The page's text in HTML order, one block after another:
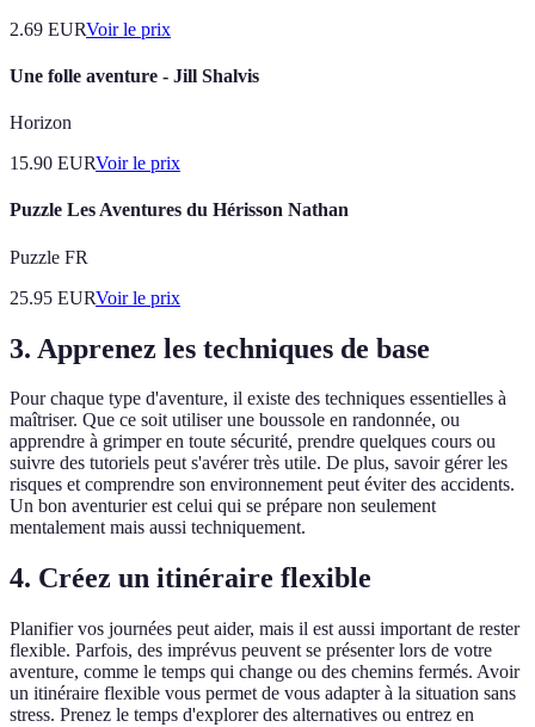
2.69 EURVoir le prix
Une folle aventure - Jill Shalvis
Horizon
15.90 EURVoir le prix
Puzzle Les Aventures du Hérisson Nathan
Puzzle FR
25.95 EURVoir le prix
3. Apprenez les techniques de base
Pour chaque type d'aventure, il existe des techniques essentielles à
maîtriser. Que ce soit utiliser une boussole en randonnée, ou
apprendre à grimper en toute sécurité, prendre quelques cours ou
suivre des tutoriels peut s'avérer très utile. De plus, savoir gérer les
risques et comprendre son environnement peut éviter des accidents.
Un bon aventurier est celui qui se prépare non seulement
mentalement mais aussi techniquement.
4. Créez un itinéraire flexible
Planifier vos journées peut aider, mais il est aussi important de rester
flexible. Parfois, des imprévus peuvent se présenter lors de votre
aventure, comme le temps qui change ou des chemins fermés. Avoir
un itinéraire flexible vous permet de vous adapter à la situation sans
stress. Prenez le temps d'explorer des alternatives ou entrez en